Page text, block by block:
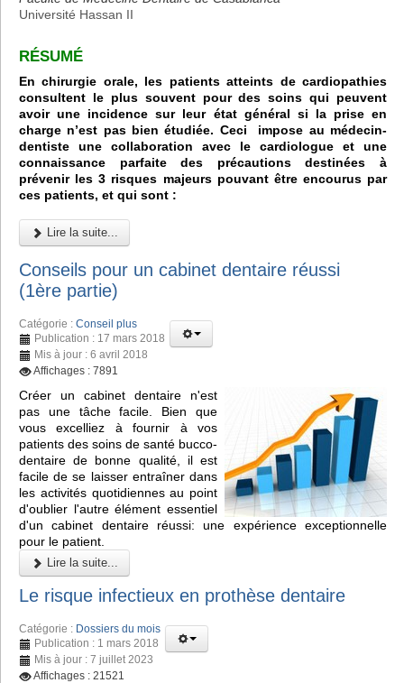
Université Hassan II
RÉSUMÉ
En chirurgie orale, les patients atteints de cardiopathies
consultent le plus souvent pour des soins qui peuvent
avoir une incidence sur leur état général si la prise en
charge n’est pas bien étudiée. Ceci impose au médecin-
dentiste une collaboration avec le cardiologue et une
connaissance parfaite des précautions destinées à
prévenir les 3 risques majeurs pouvant être encourus par
ces patients, et qui sont :
Lire la suite...
Conseils pour un cabinet dentaire réussi
(1ère partie)
Catégorie : Conseil plus
Publication : 17 mars 2018
Mis à jour : 6 avril 2018
Affichages : 7891
Créer un cabinet dentaire n'est
pas une tâche facile. Bien que
vous excelliez à fournir à vos
patients des soins de santé bucco-
dentaire de bonne qualité, il est
facile de se laisser entraîner dans
les activités quotidiennes au point
d'oublier l'autre élément essentiel
d'un cabinet dentaire réussi: une expérience exceptionnelle
pour le patient.
Lire la suite...
Le risque infectieux en prothèse dentaire
Catégorie : Dossiers du mois
Publication : 1 mars 2018
Mis à jour : 7 juillet 2023
Affichages : 21521